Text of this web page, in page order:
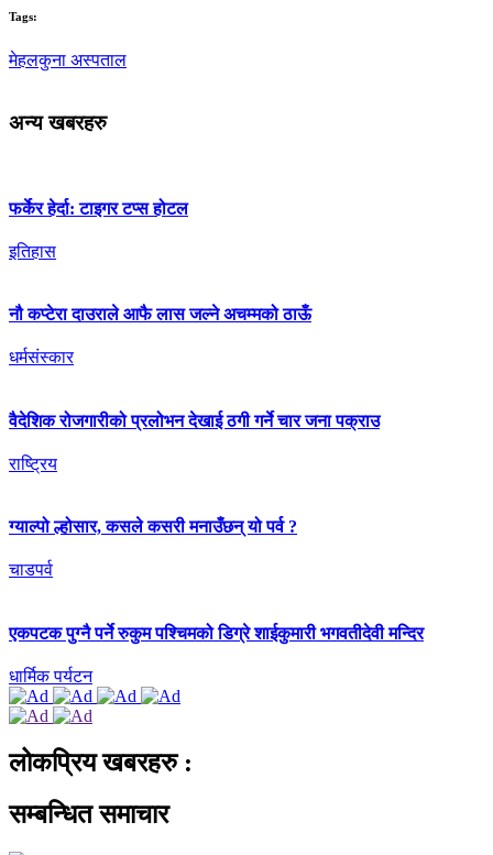
Tags:
मेहलकुना अस्पताल
अन्य खबरहरु
फर्केर हेर्दा: टाइगर टप्स होटल
इतिहास
नौ कप्टेरा दाउराले आफै लास जल्ने अचम्मको ठाऊँ
धर्मसंस्कार
वैदेशिक रोजगारीको प्रलोभन देखाई ठगी गर्ने चार जना पक्राउ
राष्ट्रिय
ग्याल्पो ल्होसार, कसले कसरी मनाउँछन् यो पर्व ?
चाडपर्व
एकपटक पुग्‍नै पर्ने रुकुम पश्चिमको डिग्रे शाईकुमारी भगवतीदेवी मन्दिर
धार्मिक पर्यटन
लोकप्रिय खबरहरु :
सम्बन्धित समाचार